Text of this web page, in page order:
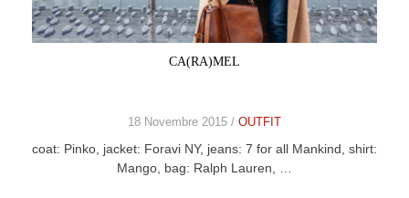
CELEB
CA(RA)MEL
18 Novembre 2015 / OUTFIT
coat: Pinko, jacket: Foravi NY, jeans: 7 for all Mankind, shirt:
Mango, bag: Ralph Lauren, …